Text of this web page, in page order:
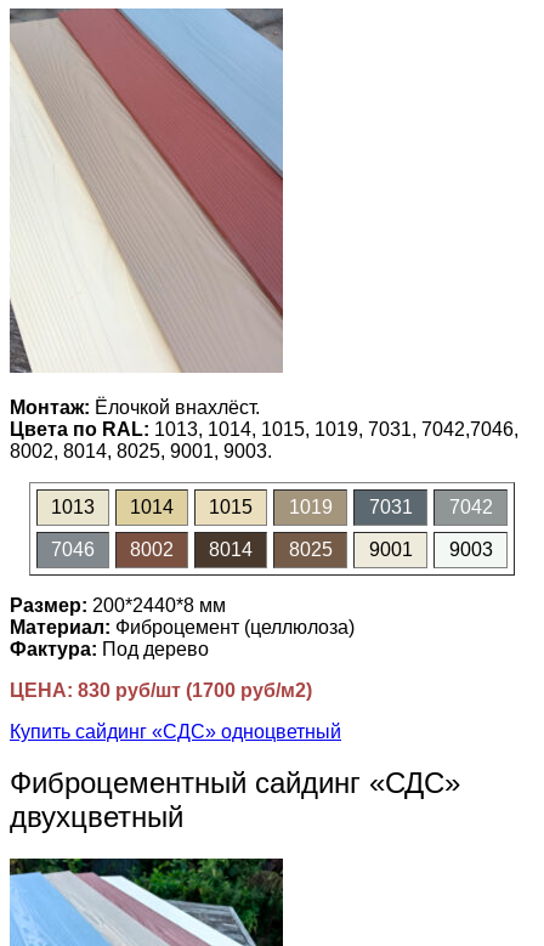
Монтаж: Ёлочкой внахлёст.
Цвета по RAL: 1013, 1014, 1015, 1019, 7031, 7042,7046,
8002, 8014, 8025, 9001, 9003.
1013 1014 1015 1019 7031 7042
7046 8002 8014 8025 9001 9003
Размер: 200*2440*8 мм
Материал: Фиброцемент (целлюлоза)
Фактура: Под дерево
ЦЕНА: 830 руб/шт (1700 руб/м2)
Купить сайдинг «СДС» одноцветный
Фиброцементный сайдинг «СДС»
двухцветный